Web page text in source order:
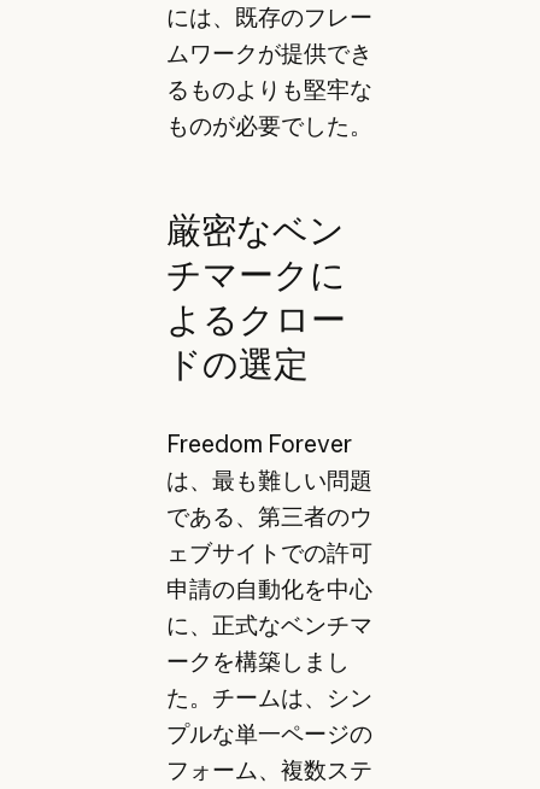
には、既存のフレー
ムワークが提供でき
るものよりも堅牢な
ものが必要でした。
厳密なベン
チマークに
よるクロー
ドの選定
Freedom Forever
は、最も難しい問題
である、第三者のウ
ェブサイトでの許可
申請の自動化を中心
に、正式なベンチマ
ークを構築しまし
た。チームは、シン
プルな単一ページの
フォーム、複数ステ